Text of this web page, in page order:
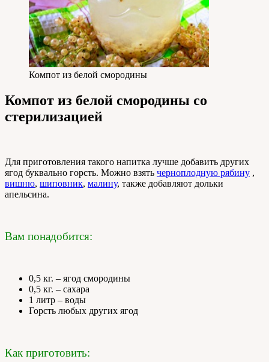
Компот из белой смородины
Компот из белой смородины со
стерилизацией
Для приготовления такого напитка лучше добавить других
ягод буквально горсть. Можно взять черноплодную рябину ,
вишню, шиповник, малину, также добавляют дольки
апельсина.
Вам понадобится:
0,5 кг. – ягод смородины
0,5 кг. – сахара
1 литр – воды
Горсть любых других ягод
Как приготовить: